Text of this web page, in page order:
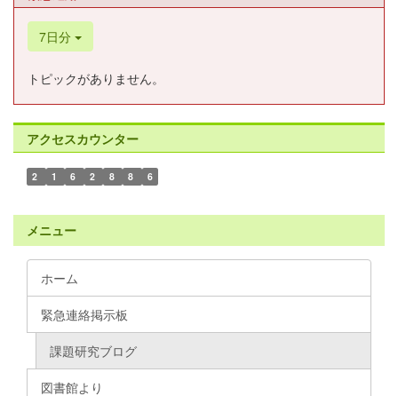
7日分
トピックがありません。
アクセスカウンター
2 1 6 2 8 8 6
メニュー
ホーム
緊急連絡掲示板
課題研究ブログ
図書館より